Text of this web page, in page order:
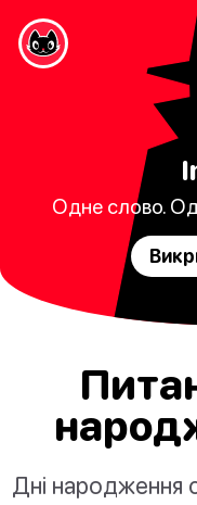
Одне слово.
Дні народження